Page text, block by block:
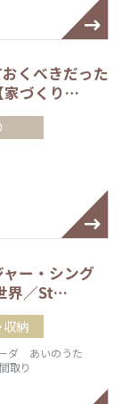
くべきだった
家づくり…
ー・シング
界／St…
収納
ダ あいのうた
取り